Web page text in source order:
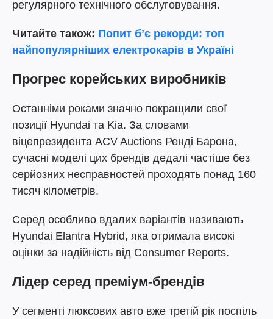
регулярного технічного обслуговування.
Читайте також: Попит бʼє рекорди: топ
найпопулярніших електрокарів в Україні
Прогрес корейських виробників
Останніми роками значно покращили свої
позиції Hyundai та Kia. За словами
віцепрезидента ACV Auctions Ренді Барона,
сучасні моделі цих брендів дедалі частіше без
серйозних несправностей проходять понад 160
тисяч кілометрів.
Серед особливо вдалих варіантів називають
Hyundai Elantra Hybrid, яка отримала високі
оцінки за надійність від Consumer Reports.
Лідер серед преміум-брендів
У сегменті люксових авто вже третій рік поспіль